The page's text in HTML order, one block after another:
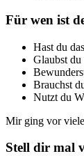
Für wen ist
Hast du
Glaubst
Brauchst
Nutzt du
Mir ging vor
Stell dir mal